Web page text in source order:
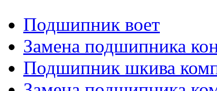
Подшипник воет
Замена подшипника
Подшипник шкива